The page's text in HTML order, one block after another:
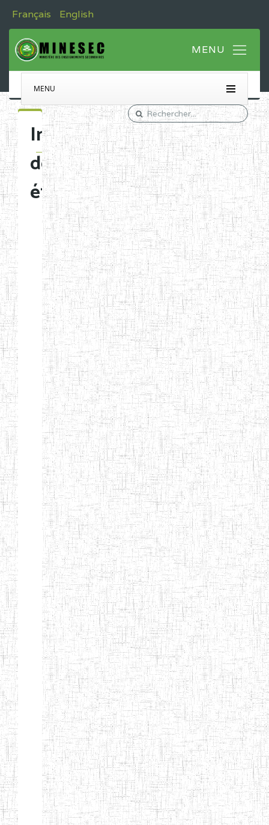
Français English
MENU
Immatriculation
des
établissements
Etablissements
d'enseignement
normal
ENI
Chercher:
Effacer les filtres
Denomination
Type
Nature
Arrondissement
Denomination Création Type Nature
GTTC
BANGEM
08/12/1997 ENIEG Public
GTTC
FONTEM
25/09/2000 ENIEG Public
GTTC
03/11/1983 ENIEG Public